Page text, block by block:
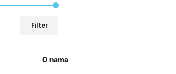
Filter
O nama